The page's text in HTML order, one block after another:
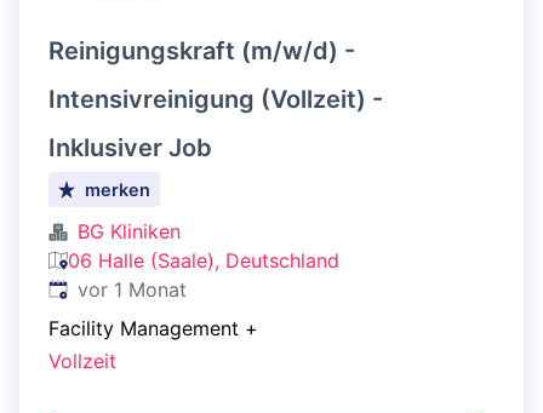
Reinigungskraft (m/w/d) -
Intensivreinigung (Vollzeit) -
Inklusiver Job
merken
BG Kliniken
06 Halle (Saale), Deutschland
Veröffentlicht:
vor 1 Monat
Facility Management +
Vollzeit